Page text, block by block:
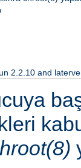
2.2.10 and